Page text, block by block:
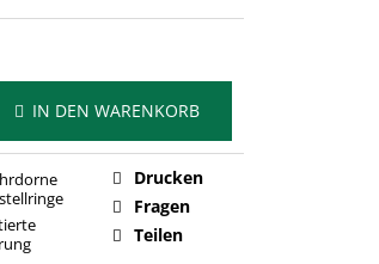
IN DEN WARENKORB
Drucken
Fragen
Teilen